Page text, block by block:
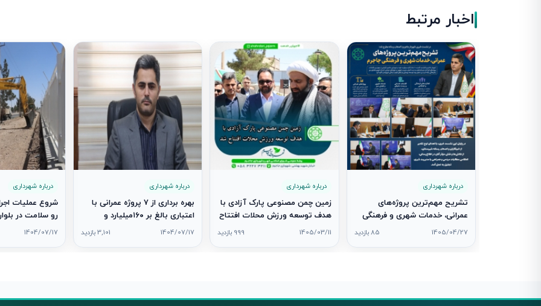
اخبار مرتبط
درباره شهرداری
تشریح مهم‌ترین پروژه‌های
عمرانی، خدمات شهری و فرهنگی
جاجرم در نشست خبری شهردار
1405/04/27 85 بازدید
درباره شهرداری
زمین چمن مصنوعی پارک آزادی با
هدف توسعه ورزش محلات افتتاح
شد
1405/03/11 999 بازدید
درباره شهرداری
بهره برداری از ۷ پروژه عمرانی با
اعتباری بالغ بر ۱۶۰میلیارد و
۷۳۷میلیون ریال همزمان با هفته
1404/07/17 3,101 بازدید
درباره شهرداری
شروع عملیات
رو سلامت در
1404/07/17